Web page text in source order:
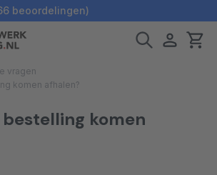
beoordelingen)
vragen
komen afhalen?
komen